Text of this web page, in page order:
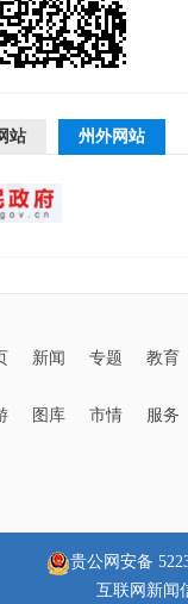
站 州外网站
新闻 专题 教育
图库 市情 服务
贵公网安备
互联网新闻